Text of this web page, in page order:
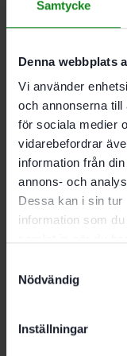
Samtycke
Denna webbplats
Vi använder
och annonserna till
för sociala medier
vidarebefordrar
information från
annons- och
Dessa kan i sin tur
information som
Nödvändig
Inställningar
som
För
helsäkrat
Bluetooth®
AIRSTREAM-
Beskrivning
effekt och
RTSC 400, DTSC